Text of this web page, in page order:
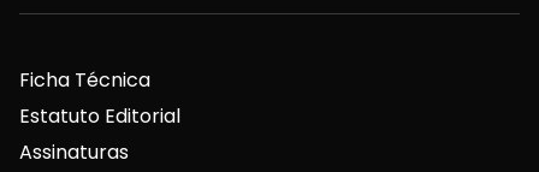
Ficha Técnica
Estatuto Editorial
Assinaturas